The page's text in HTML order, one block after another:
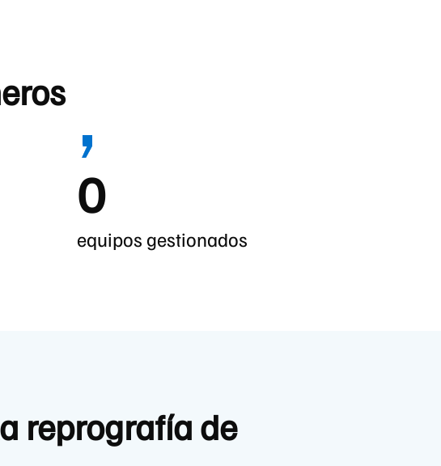
0
equipos gestionados
reprografía de